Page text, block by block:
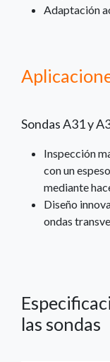
Adaptación
Sondas A31 y
Inspección
con un
mediante
Diseño
ondas
las sondas